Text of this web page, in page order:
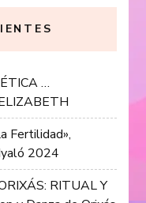
…
Fertilidad»,
2024
RITUAL Y